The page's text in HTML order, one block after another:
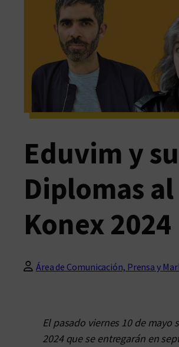
Eduvim y
Diplomas
Konex 2024
Área de Comunicación, Prensa y
El pasado viernes 10 de
2024 que se entregarán en